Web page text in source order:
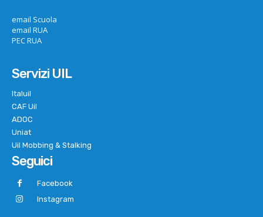
email Scuola
email RUA
PEC RUA
Servizi UIL
Italuil
CAF Uil
ADOC
Uniat
Uil Mobbing & Stalking
Seguici
Facebook
Instagram